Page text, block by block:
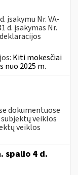
įsakymu Nr. VA-
d. įsakymas Nr.
Kiti mokesčiai
nuo 2025 m.
dokumentuose
veiklos
veiklos
spalio 4 d.